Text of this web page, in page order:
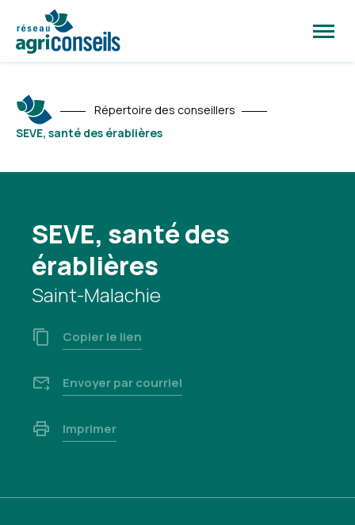
la
Répertoire des conseillers
SEVE, santé des érablières
SEVE, santé des
érablières
Saint-Malachie
Copier le lien
Envoyer par courriel
Imprimer